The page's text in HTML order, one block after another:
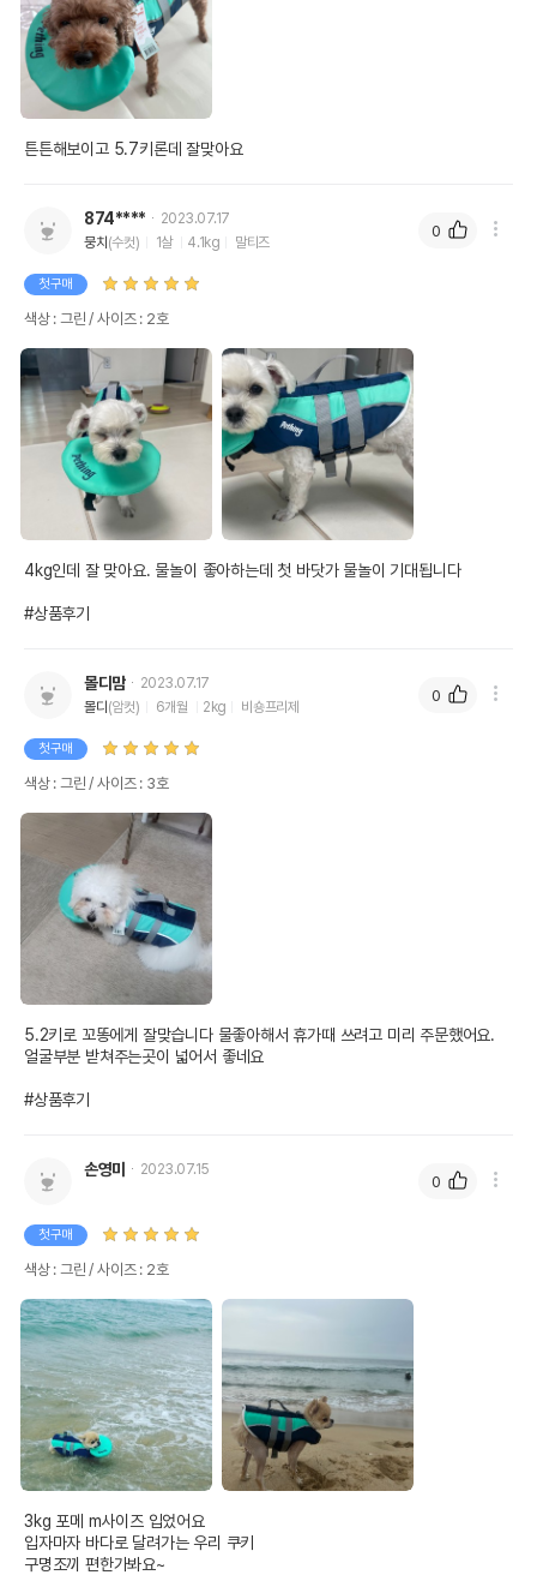
튼튼해보이고 5.7키론데 잘맞아요
874****
2023.07.17
뭉치 (수컷) 1살 4.1kg 말티즈
첫구매
색상 : 그린 / 사이즈 : 2호
4kg인데 잘 맞아요. 물놀이 좋아하는데 첫 바닷가 물놀이 기대됩니다
#상품후기
0
몰디맘
2023.07.17
몰디 (암컷) 6개월 2kg 비숑프리제
첫구매
색상 : 그린 / 사이즈 : 3호
5.2키로 꼬똥에게 잘맞습니다 물좋아해서 휴가때 쓰려고 미리 주문했어요.
얼굴부분 받쳐주는곳이 넓어서 좋네요
#상품후기
0
손영미 2023.07.15
첫구매
색상 : 그린 / 사이즈 : 2호
3kg 포메 m사이즈 입었어요
입자마자 바다로 달려가는 우리 쿠키
구명조끼 편한가봐요~
0